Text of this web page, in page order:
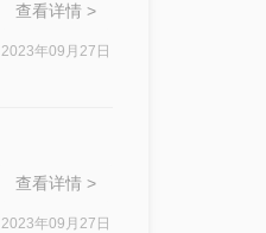
查看详情 >
2023年09月27日
查看详情 >
2023年09月27日